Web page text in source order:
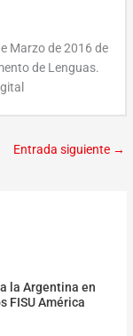
Marzo de 2016 de
de Lenguas.
Entrada siguiente →
la Argentina en
FISU América